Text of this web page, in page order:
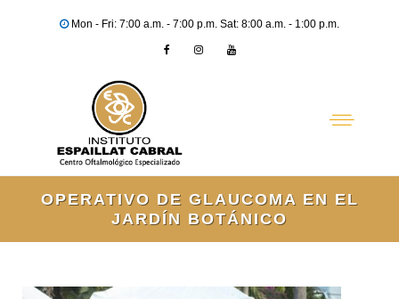
Mon - Fri: 7:00 a.m. - 7:00 p.m. Sat: 8:00 a.m. - 1:00 p.m.
OPERATIVO DE GLAUCOMA EN EL
JARDÍN BOTÁNICO